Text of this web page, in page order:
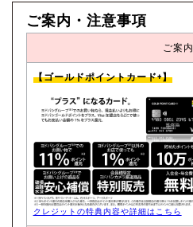
ご案内・注意事項
ご案内
【ゴールドポイントカード+】
クレジットの特典内容や詳細はこちら